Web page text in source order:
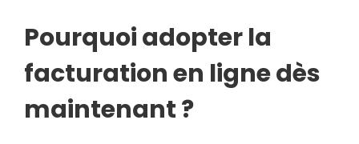
Pourquoi adopter la
facturation en ligne dès
maintenant ?